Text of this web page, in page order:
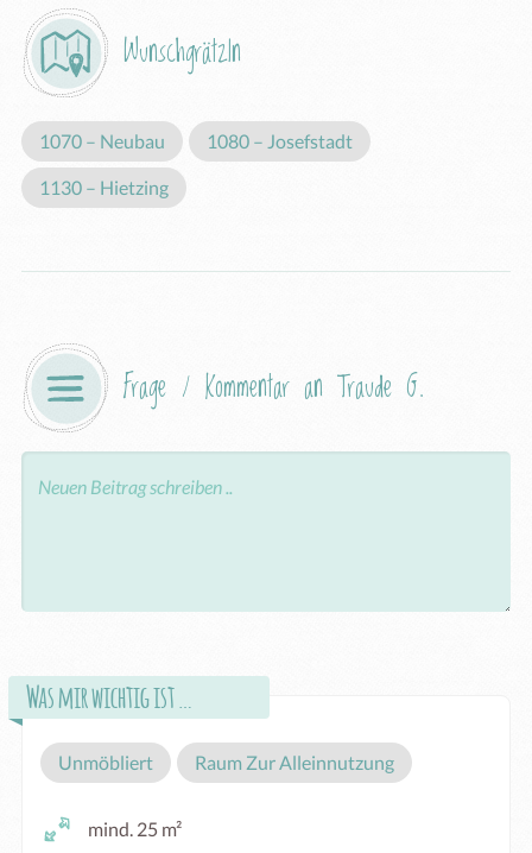
Wunschgrätzln
1070 – Neubau 1080 – Josefstadt
1130 – Hietzing
Frage / Kommentar an Traude G.
Was mir wichtig ist …
Unmöbliert Raum Zur Alleinnutzung
mind. 25 m²